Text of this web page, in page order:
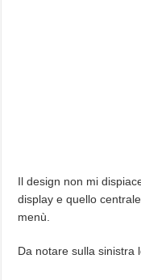
Il design non mi
display e quello
menù.
Da notare sulla sinistra